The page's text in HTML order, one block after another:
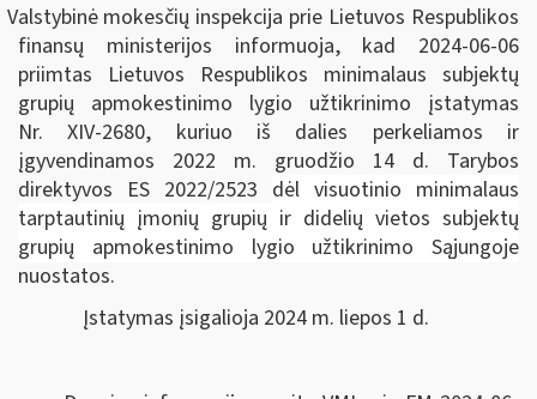
Valstybinė mokesčių inspekcija prie Lietuvos Respublikos
finansų ministerijos informuoja, kad 2024-06-06
priimtas Lietuvos Respublikos minimalaus subjektų
grupių apmokestinimo lygio užtikrinimo įstatymas
Nr. XIV-2680, kuriuo iš dalies perkeliamos ir
įgyvendinamos 2022 m. gruodžio 14 d. Tarybos
direktyvos ES 2022/2523 dėl visuotinio minimalaus
tarptautinių įmonių grupių ir didelių vietos subjektų
grupių apmokestinimo lygio užtikrinimo Sąjungoje
nuostatos.
Įstatymas įsigalioja 2024 m. liepos 1 d.